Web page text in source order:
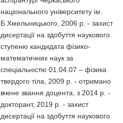
національного університету ім.
Б.Хмельницького, 2006 р. - захист
дисертації на здобуття наукового
ступеню кандидата фізико-
математичних наук за
спеціальністю 01.04.07 – фізика
твердого тіла, 2009 р. - отримано
вчене звання доцента, з 2014 р. -
докторант, 2019 р. - захист
дисертації на здобуття наукового